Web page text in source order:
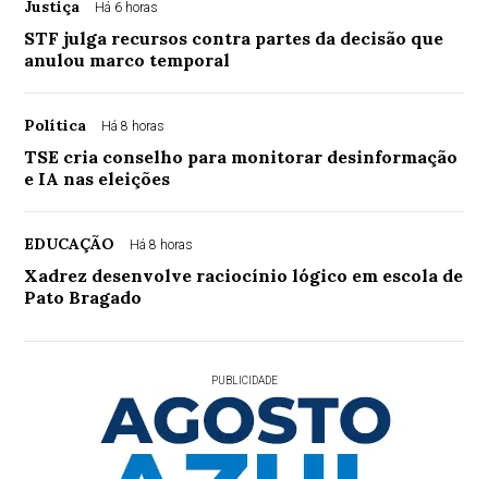
Justiça Há 6 horas
STF julga recursos contra partes da decisão que
anulou marco temporal
Política Há 8 horas
TSE cria conselho para monitorar desinformação
e IA nas eleições
EDUCAÇÃO Há 8 horas
Xadrez desenvolve raciocínio lógico em escola de
Pato Bragado
PUBLICIDADE